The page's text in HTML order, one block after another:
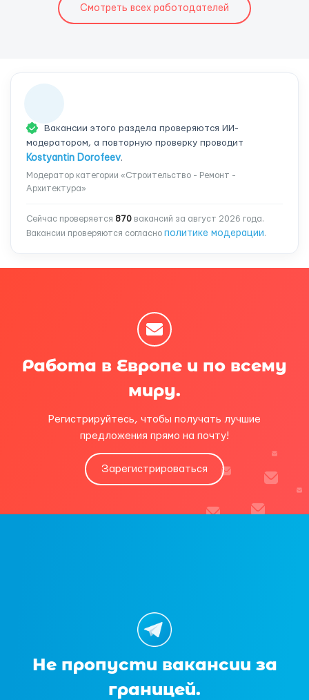
Смотреть всех работодателей
Вакансии этого раздела проверяются ИИ-
модератором, а повторную проверку проводит
Kostyantin Dorofeev.
Модератор категории «Строительство - Ремонт -
Архитектура»
Сейчас проверяется 870 вакансий за август 2026 года.
Вакансии проверяются согласно политике модерации.
Работа в Европе и по всему
миру.
Регистрируйтесь, чтобы получать лучшие
предложения прямо на почту!
Зарегистрироваться
Не пропусти вакансии за
границей.